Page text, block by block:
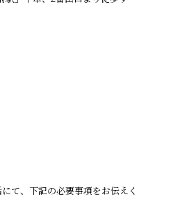
て、下記の必要事項をお伝えく